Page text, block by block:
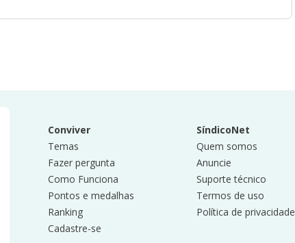
Conviver
Temas
Fazer pergunta
Como Funciona
Pontos e medalhas
Ranking
Cadastre-se
SíndicoNet
Quem somos
Anuncie
Suporte técnico
Termos de uso
Política de privacidade